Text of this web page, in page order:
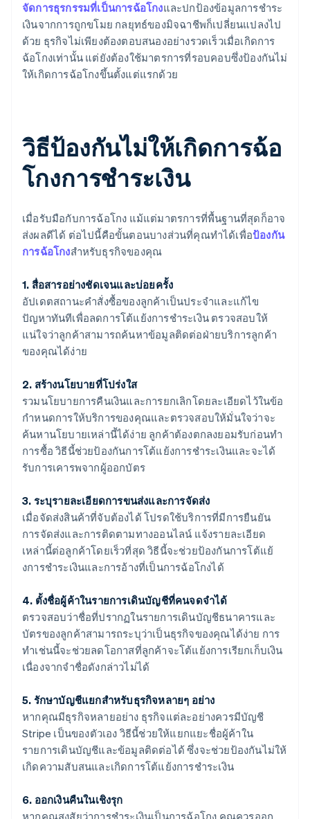
จัดการธุรกรรมที่เป็นการฉ้อโกงและปกป้องข้อมูลการชําระ
เงินจากการถูกขโมย กลยุทธ์ของมิจฉาชีพก็เปลี่ยนแปลงไป
ด้วย ธุรกิจไม่เพียงต้องตอบสนองอย่างรวดเร็วเมื่อเกิดการ
ฉ้อโกงเท่านั้น แต่ยังต้องใช้มาตรการที่รอบคอบซึ่งป้องกันไม่
ให้เกิดการฉ้อโกงขึ้นตั้งแต่แรกด้วย
วิธีป้องกันไม่ให้เกิดการฉ้อ
โกงการชําระเงิน
เมื่อรับมือกับการฉ้อโกง แม้แต่มาตรการที่พื้นฐานที่สุดก็อาจ
ส่งผลดีได้ ต่อไปนี้คือขั้นตอนบางส่วนที่คุณทำได้เพื่อป้องกัน
การฉ้อโกงสำหรับธุรกิจของคุณ
1. สื่อสารอย่างชัดเจนและบ่อยครั้ง
อัปเดตสถานะคําสั่งซื้อของลูกค้าเป็นประจําและแก้ไข
ปัญหาทันทีเพื่อลดการโต้แย้งการชําระเงิน ตรวจสอบให้
แน่ใจว่าลูกค้าสามารถค้นหาข้อมูลติดต่อฝ่ายบริการลูกค้า
ของคุณได้ง่าย
2. สร้างนโยบายที่โปร่งใส
รวมนโยบายการคืนเงินและการยกเลิกโดยละเอียดไว้ในข้อ
กําหนดการให้บริการของคุณและตรวจสอบให้มั่นใจว่าจะ
ค้นหานโยบายเหล่านี้ได้ง่าย ลูกค้าต้องตกลงยอมรับก่อนทํา
การซื้อ วิธีนี้ช่วยป้องกันการโต้แย้งการชําระเงินและจะได้
รับการเคารพจากผู้ออกบัตร
3. ระบุรายละเอียดการขนส่งและการจัดส่ง
เมื่อจัดส่งสินค้าที่จับต้องได้ โปรดใช้บริการที่มีการยืนยัน
การจัดส่งและการติดตามทางออนไลน์ แจ้งรายละเอียด
เหล่านี้ต่อลูกค้าโดยเร็วที่สุด วิธีนี้จะช่วยป้องกันการโต้แย้
งการชําระเงินและการอ้างที่เป็นการฉ้อโกงได้
4. ตั้งชื่อผู้ค้าในรายการเดินบัญชีที่คนจดจําได้
ตรวจสอบว่าชื่อที่ปรากฏในรายการเดินบัญชีธนาคารและ
บัตรของลูกค้าสามารถระบุว่าเป็นธุรกิจของคุณได้ง่าย การ
ทําเช่นนี้จะช่วยลดโอกาสที่ลูกค้าจะโต้แย้งการเรียกเก็บเงิน
เนื่องจากจําชื่อดังกล่าวไม่ได้
5. รักษาบัญชีแยกสําหรับธุรกิจหลายๆ อย่าง
หากคุณมีธุรกิจหลายอย่าง ธุรกิจแต่ละอย่างควรมีบัญชี
Stripe เป็นของตัวเอง วิธีนี้ช่วยให้แยกแยะชื่อผู้ค้าใน
รายการเดินบัญชีและข้อมูลติดต่อได้ ซึ่งจะช่วยป้องกันไม่ให้
เกิดความสับสนและเกิดการโต้แย้งการชําระเงิน
6. ออกเงินคืนในเชิงรุก